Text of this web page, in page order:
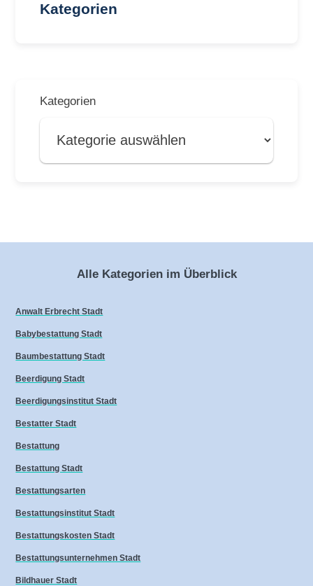
Kategorien
Kategorien
Alle Kategorien im Überblick
Anwalt Erbrecht Stadt
Babybestattung Stadt
Baumbestattung Stadt
Beerdigung Stadt
Beerdigungsinstitut Stadt
Bestatter Stadt
Bestattung
Bestattung Stadt
Bestattungsarten
Bestattungsinstitut Stadt
Bestattungskosten Stadt
Bestattungsunternehmen Stadt
Bildhauer Stadt